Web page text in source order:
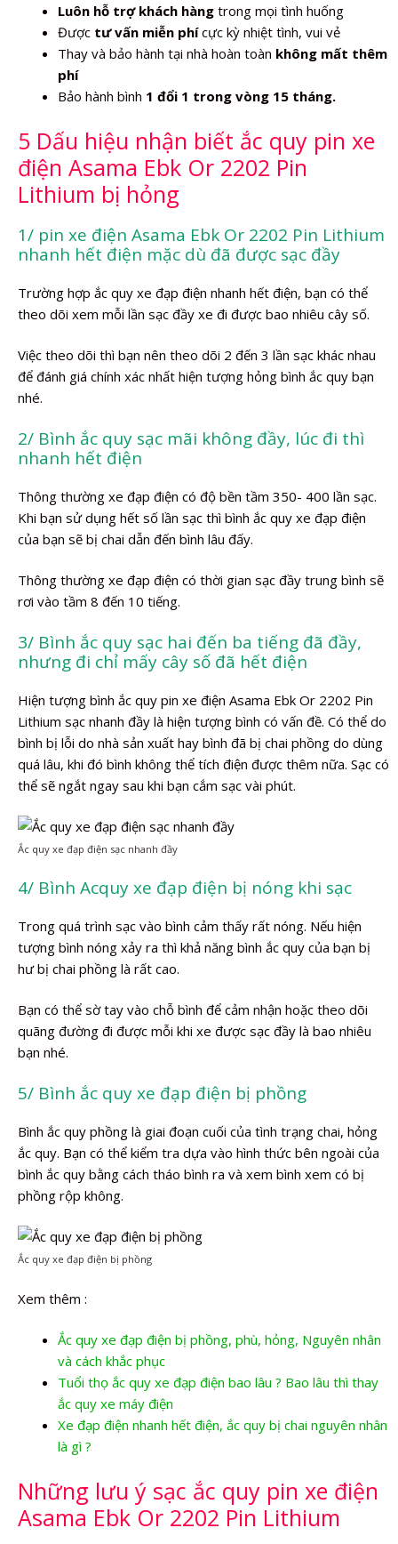
Luôn hỗ trợ khách hàng trong mọi tình huống
Được tư vấn miễn phícực kỳ nhiệt tình, vui vẻ
Thay và bảo hành tại nhà hoàn toàn không mất thêm
phí
Bảo hành bình 1 đổi 1 trong vòng 15 tháng.
5 Dấu hiệu nhận biết ắc quy pin xe
điện Asama Ebk Or 2202 Pin
Lithium bị hỏng
1/ pin xe điện Asama Ebk Or 2202 Pin Lithium
nhanh hết điện mặc dù đã được sạc đầy
Trường hợp ắc quy xe đạp điện nhanh hết điện, bạn có thể
theo dõi xem mỗi lần sạc đầy xe đi được bao nhiêu cây số.
Việc theo dõi thì bạn nên theo dõi 2 đến 3 lần sạc khác nhau
để đánh giá chính xác nhất hiện tượng hỏng bình ắc quy bạn
nhé.
2/ Bình ắc quy sạc mãi không đầy, lúc đi thì
nhanh hết điện
Thông thường xe đạp điện có độ bền tầm 350- 400 lần sạc.
Khi bạn sử dụng hết số lần sạc thì bình ắc quy xe đạp điện
của bạn sẽ bị chai dẫn đến bình lâu đấy.
Thông thường xe đạp điện có thời gian sạc đầy trung bình sẽ
rơi vào tầm 8 đến 10 tiếng.
3/ Bình ắc quy sạc hai đến ba tiếng đã đầy,
nhưng đi chỉ mấy cây số đã hết điện
Hiện tượng bình ắc quy pin xe điện Asama Ebk Or 2202 Pin
Lithium sạc nhanh đầy là hiện tượng bình có vấn đề. Có thể do
bình bị lỗi do nhà sản xuất hay bình đã bị chai phồng do dùng
quá lâu, khi đó bình không thể tích điện được thêm nữa. Sạc có
thể sẽ ngắt ngay sau khi bạn cắm sạc vài phút.
Ắc quy xe đạp điện sạc nhanh đầy
4/ Bình Acquy xe đạp điện bị nóng khi sạc
Trong quá trình sạc vào bình cảm thấy rất nóng. Nếu hiện
tượng bình nóng xảy ra thì khả năng bình ắc quy của bạn bị
hư bị chai phồng là rất cao.
Bạn có thể sờ tay vào chỗ bình để cảm nhận hoặc theo dõi
quãng đường đi được mỗi khi xe được sạc đầy là bao nhiêu
bạn nhé.
5/ Bình ắc quy xe đạp điện bị phồng
Bình ắc quy phồng là giai đoạn cuối của tình trạng chai, hỏng
ắc quy. Bạn có thể kiểm tra dựa vào hình thức bên ngoài của
bình ắc quy bằng cách tháo bình ra và xem bình xem có bị
phồng rộp không.
Ắc quy xe đạp điện bị phồng
Xem thêm :
Ắc quy xe đạp điện bị phồng, phù, hỏng, Nguyên nhân
và cách khắc phục
Tuổi thọ ắc quy xe đạp điện bao lâu ? Bao lâu thì thay
ắc quy xe máy điện
Xe đạp điện nhanh hết điện, ắc quy bị chai nguyên nhân
là gì ?
Những lưu ý sạc ắc quy pin xe điện
Asama Ebk Or 2202 Pin Lithium